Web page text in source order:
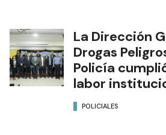
La Dirección
Drogas
Policía
labor
POLICIALES